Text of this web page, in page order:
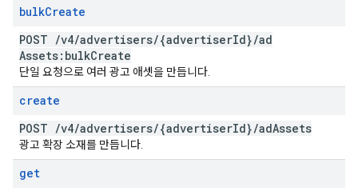
bulkCreate
POST /v4/advertisers/{advertiserId}/ad
Assets:bulkCreate
단일 요청으로 여러 광고 애셋을 만듭니다.
create
POST /v4/advertisers/{advertiserId}/adAssets
광고 확장 소재를 만듭니다.
get